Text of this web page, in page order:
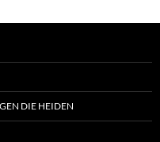
DIE HEIDEN